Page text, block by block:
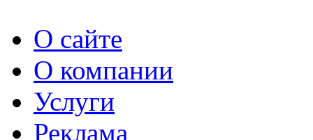
О сайте
О компании
Услуги
Реклама